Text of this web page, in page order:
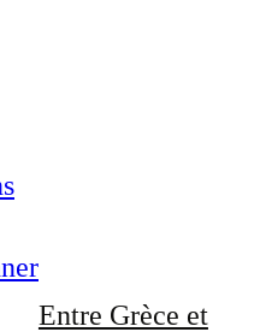
Entre Grèce et